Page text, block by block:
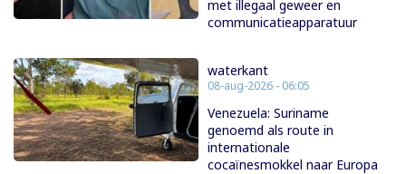
met illegaal geweer en
communicatieapparatuur
waterkant
08-aug-2026 - 06:05
Venezuela: Suriname
genoemd als route in
internationale
cocaïnesmokkel naar Europa